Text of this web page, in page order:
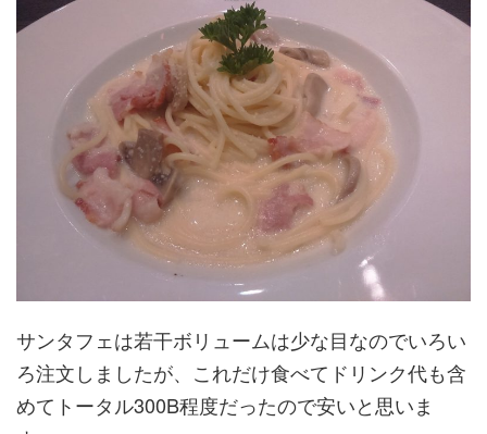
サンタフェは若干ボリュームは少な目なのでいろい
ろ注文しましたが、これだけ食べてドリンク代も含
めてトータル300B程度だったので安いと思いま